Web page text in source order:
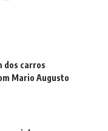
dos carros
Mario Augusto